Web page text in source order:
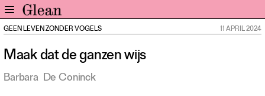
Nieuws
Expo
GEEN LEVEN ZONDER VOGELS 11 APRIL 2024
Maak dat de ganzen wijs
Barbara De Coninck